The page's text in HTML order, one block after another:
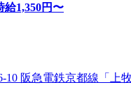
給1,350円〜
10 阪急電鉄京都線「上